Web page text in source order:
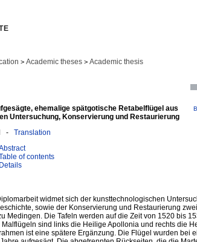
> Academic theses > Academic thesis
ehemalige spätgotische Retabelflügel aus
Untersuchung, Konservierung und Restaurierung
- Translation
of contents
Details
widmet sich der kunsttechnologischen
sowie der Konservierung und Restaurierung
Medingen. Die Tafeln werden auf die Zeit von 1520 bis
Malflügeln sind links die Heilige Apollonia und rechts die
ist eine spätere Ergänzung. Die Flügel wurden bei